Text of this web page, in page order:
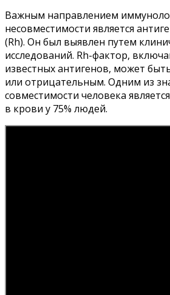
Важным направлением
несовместимости является
(Rh). Он был выявлен путем
исследований. Rh-фактор,
известных антигенов, может
или отрицательным. Одним из
совместимости человека
в крови у 75% людей.